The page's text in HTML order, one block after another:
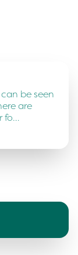
be seen
are
fo…